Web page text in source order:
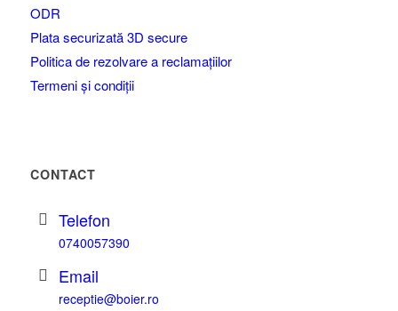
ODR
Plata securizată 3D secure
Politica de rezolvare a reclamațiilor
Termeni și condiții
CONTACT
Telefon
0740057390
Email
receptie@boier.ro